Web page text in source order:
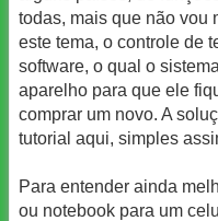
todas, mais que não vou
este tema, o controle de
software, o qual o
aparelho para que ele
comprar um novo. A
tutorial aqui, simples
Para entender ainda
ou notebook para um